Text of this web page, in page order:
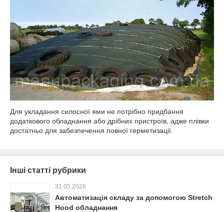
Для укладання силосної ями не потрібно придбання
додаткового обладнання або дрібних пристроїв, адже плівки
достатньо для забезпечення повної герметизації.
Інші статті рубрики
31.05.2026
Автоматизація складу за допомогою Stretch
Hood обладнання